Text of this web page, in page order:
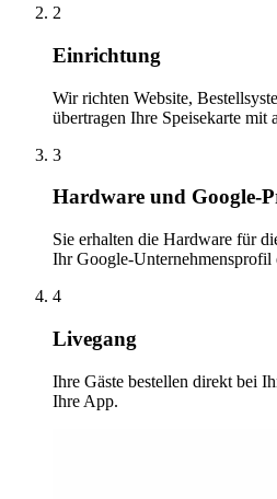
2
Einrichtung
Wir richten Website,
übertragen Ihre Speisekarte mit
3
Hardware und Google-
Sie erhalten die Hardware für
Ihr Google-Unternehmensprofil
4
Livegang
Ihre Gäste bestellen direkt bei
Ihre App.